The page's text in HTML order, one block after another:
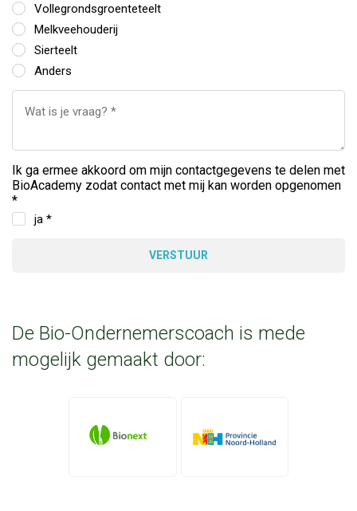
Vollegrondsgroenteteelt
Melkveehouderij
Sierteelt
Anders
Ik ga ermee akkoord om mijn contactgegevens te delen met
BioAcademy zodat contact met mij kan worden opgenomen
*
ja *
VERSTUUR
De Bio-Ondernemerscoach is mede
mogelijk gemaakt door: